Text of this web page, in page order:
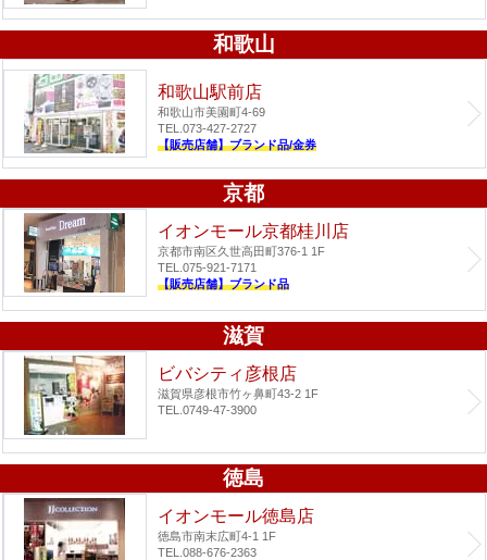
和歌山
和歌山駅前店
和歌山市美園町4-69
TEL.073-427-2727
【販売店舗】ブランド品/金券
京都
イオンモール京都桂川店
京都市南区久世高田町376-1 1F
TEL.075-921-7171
【販売店舗】ブランド品
滋賀
ビバシティ彦根店
滋賀県彦根市竹ヶ鼻町43-2 1F
TEL.0749-47-3900
徳島
イオンモール徳島店
徳島市南末広町4-1 1F
TEL.088-676-2363